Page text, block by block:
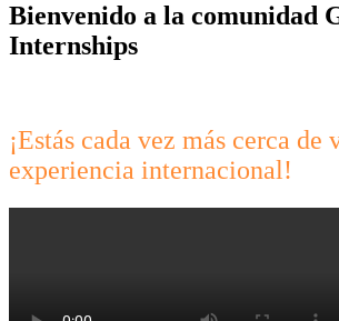
Bienvenido a la comunidad
Internships
¡Estás cada vez más cerca de
experiencia internacional!